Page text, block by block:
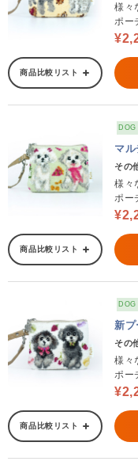
様々
ポー
商品比較リスト
DOG
マ
その
様々
ポー
商品比較リスト
DOG
新
その
様々
ポー
商品比較リスト